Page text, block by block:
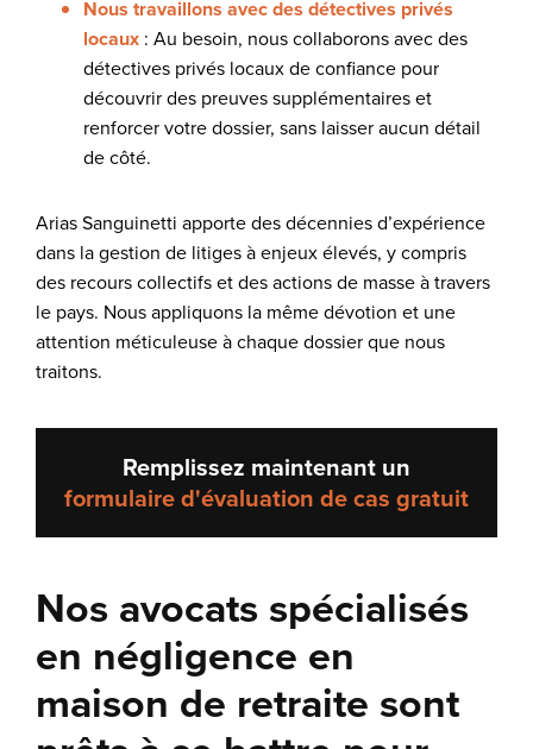
Nous travaillons avec des détectives privés
locaux : Au besoin, nous collaborons avec des
détectives privés locaux de confiance pour
découvrir des preuves supplémentaires et
renforcer votre dossier, sans laisser aucun détail
de côté.
Arias Sanguinetti apporte des décennies d’expérience
dans la gestion de litiges à enjeux élevés, y compris
des recours collectifs et des actions de masse à travers
le pays. Nous appliquons la même dévotion et une
attention méticuleuse à chaque dossier que nous
traitons.
Remplissez maintenant un
formulaire d'évaluation de cas gratuit
Nos avocats spécialisés
en négligence en
maison de retraite sont